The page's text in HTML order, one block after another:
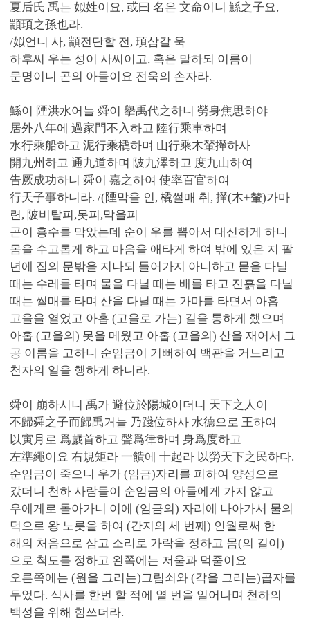
夏后氏 禹는 姒姓이요, 或曰 名은 文命이니 鯀之子요,
顓頊之孫也라.
/姒언니 사, 顓전단할 전, 頊삼갈 욱
하후씨 우는 성이 사씨이고, 혹은 말하되 이름이
문명이니 곤의 아들이요 전욱의 손자라.
鯀이 陻洪水어늘 舜이 擧禹代之하니 勞身焦思하야
居外八年에 過家門不入하고 陸行乘車하며
水行乘船하고 泥行乘橇하며 山行乘木輦攆하사
開九州하고 通九道하며 陂九澤하고 度九山하여
告厥成功하니 舜이 嘉之하여 使率百官하여
行天子事하니라. /(陻막을 인, 橇썰매 취, 攆(木+輦)가마
련, 陂비탈피,못피,막을피
곤이 홍수를 막았는데 순이 우를 뽑아서 대신하게 하니
몸을 수고롭게 하고 마음을 애타게 하여 밖에 있은 지 팔
년에 집의 문밖을 지나되 들어가지 아니하고 뭍을 다닐
때는 수레를 타며 물을 다닐 때는 배를 타고 진흙을 다닐
때는 썰매를 타며 산을 다닐 때는 가마를 타면서 아홉
고을을 열었고 아홉 (고을로 가는) 길을 통하게 했으며
아홉 (고을의) 못을 메웠고 아홉 (고을의) 산을 재어서 그
공 이룸을 고하니 순임금이 기뻐하여 백관을 거느리고
천자의 일을 행하게 하니라.
舜이 崩하시니 禹가 避位於陽城이더니 天下之人이
不歸舜之子而歸禹거늘 乃踐位하사 水德으로 王하여
以寅月로 爲歲首하고 聲爲律하며 身爲度하고
左準繩이요 右規矩라 一饋에 十起라 以勞天下之民하다.
순임금이 죽으니 우가 (임금)자리를 피하여 양성으로
갔더니 천하 사람들이 순임금의 아들에게 가지 않고
우에게로 돌아가니 이에 (임금의) 자리에 나아가서 물의
덕으로 왕 노릇을 하여 (간지의 세 번째) 인월로써 한
해의 처음으로 삼고 소리로 가락을 정하고 몸(의 길이)
으로 척도를 정하고 왼쪽에는 저울과 먹줄이요
오른쪽에는 (원을 그리는)그림쇠와 (각을 그리는)곱자를
두었다. 식사를 한번 할 적에 열 번을 일어나며 천하의
백성을 위해 힘쓰더라.